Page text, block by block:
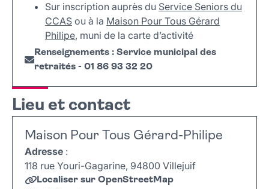
Sur inscription auprès du Service Seniors du
CCAS ou à la Maison Pour Tous Gérard
Philipe, muni de la carte d’activité
Renseignements : Service municipal des
retraités - 01 86 93 32 20
Lieu et contact
Maison Pour Tous Gérard-Philipe
Adresse :
118 rue Youri-Gagarine, 94800 Villejuif
Localiser sur OpenStreetMap